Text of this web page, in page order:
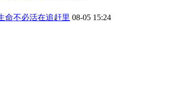
命不必活在追赶里 08-05 15:24